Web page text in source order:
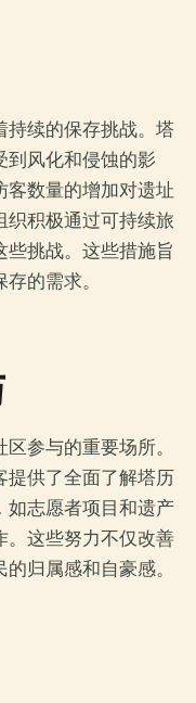
持续的保存挑战。塔
到风化和侵蚀的影
客数量的增加对遗址
织积极通过可持续旅
挑战。这些措施旨
的需求。
参与的重要场所。
提供了全面了解塔历
如志愿者项目和遗产
。这些努力不仅改善
归属感和自豪感。